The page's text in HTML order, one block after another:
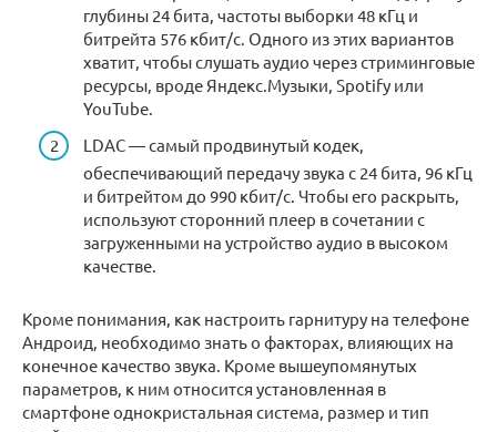
глубины 24 бита, частоты выборки 48 кГц и
битрейта 576 кбит/с. Одного из этих вариантов
хватит, чтобы слушать аудио через стриминговые
ресурсы, вроде Яндекс.Музыки, Spotify или
YouTube.
LDAC — самый продвинутый кодек,
обеспечивающий передачу звука с 24 бита, 96 кГц
и битрейтом до 990 кбит/с. Чтобы его раскрыть,
используют сторонний плеер в сочетании с
загруженными на устройство аудио в высоком
качестве.
Кроме понимания, как настроить гарнитуру на телефоне
Андроид, необходимо знать о факторах, влияющих на
конечное качество звука. Кроме вышеупомянутых
параметров, к ним относится установленная в
смартфоне однокристальная система, размер и тип